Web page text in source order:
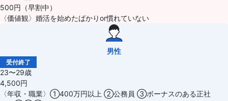
500円（早割中）
〈価値観〉婚活を始めたばかりor慣れていない
男性
受付終了
23〜29歳
4,500円
〈年収・職業〉①400万円以上 ②公務員 ③ボーナスのある正社